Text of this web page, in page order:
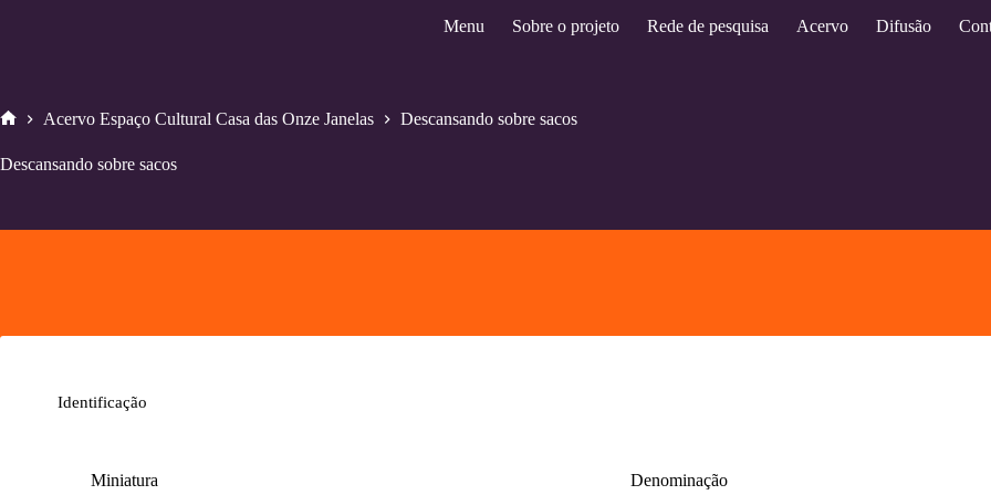
Menu Sobre o projeto Rede de pesquisa Acervo Difusão
Acervo Espaço Cultural Casa das Onze Janelas Descansando sobre sacos
Descansando sobre sacos
Identificação
Miniatura Denominação